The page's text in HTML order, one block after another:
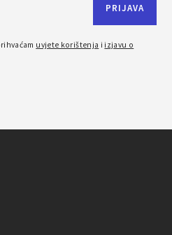
uvjete korištenja i izjavu o